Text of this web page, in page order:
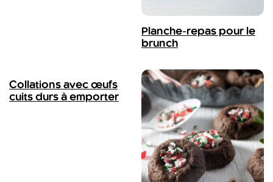
Planche-repas pour le
brunch
Collations avec œufs
cuits durs à emporter